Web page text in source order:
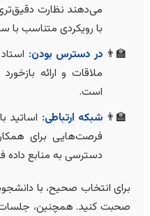
می‌دهند نظارت دقیق‌تری
با رویکردی متناسب با
در دسترس بودن:استاد
ملاقات و ارائه بازخورد
شبکه ارتباطی:اساتید با
فرصت‌هایی برای
دسترسی به منابع داده فراهم
انتخاب صحیح، با دانشجویان
کنید. همچنین، جلسات اولیه